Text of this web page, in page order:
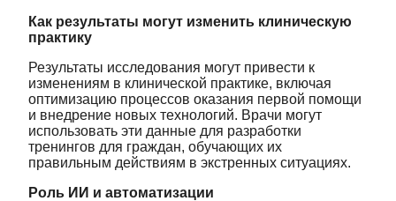
Как результаты могут изменить клиническую
практику
Результаты исследования могут привести к
изменениям в клинической практике, включая
оптимизацию процессов оказания первой помощи
и внедрение новых технологий. Врачи могут
использовать эти данные для разработки
тренингов для граждан, обучающих их
правильным действиям в экстренных ситуациях.
Роль ИИ и автоматизации